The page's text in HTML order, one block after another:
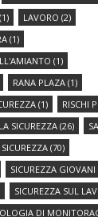
(1) LAVORO (2)
(1)
(1)
RANA PLAZA (1)
(1) RISCHI
SICUREZZA (26)
SICUREZZA (70)
SICUREZZA GIOVANI
SICUREZZA SUL
DI